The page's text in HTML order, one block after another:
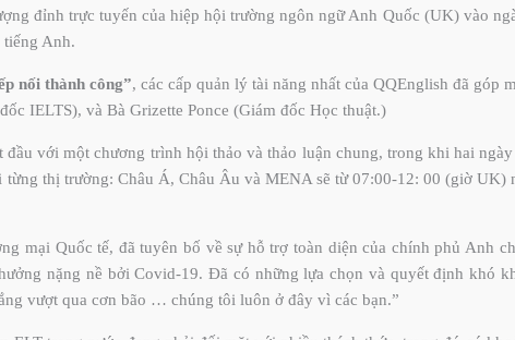
đỉnh trực tuyến của hiệp hội trường ngôn ngữ Anh Quốc (UK) vào
Anh.
nối thành công”, các cấp quản lý tài năng nhất của QQEnglish đã
IELTS), và Bà Grizette Ponce (Giám đốc Học thuật.)
với một chương trình hội thảo và thảo luận chung, trong khi hai
thị trường: Châu Á, Châu Âu và MENA sẽ từ 07:00-12: 00 (giờ
mại Quốc tế, đã tuyên bố về sự hỗ trợ toàn diện của chính phủ Anh
nặng nề bởi Covid-19. Đã có những lựa chọn và quyết định khó
vượt qua cơn bão … chúng tôi luôn ở đây vì các bạn.”